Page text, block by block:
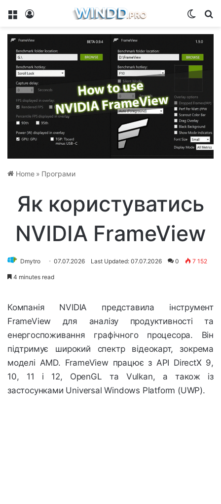
Menu
Home » Програми
Як користуватись
NVIDIA FrameView
Dmytro 07.07.2026 Last Updated: 07.07.2026 0 7 152
4 minutes read
Компанія NVIDIA представила інструмент
FrameView для аналізу продуктивності та
енергоспоживання графічного процесора. Він
підтримує широкий спектр відеокарт, зокрема
моделі AMD. FrameView працює з API DirectX 9,
10, 11 і 12, OpenGL та Vulkan, а також із
застосунками Universal Windows Platform (UWP).